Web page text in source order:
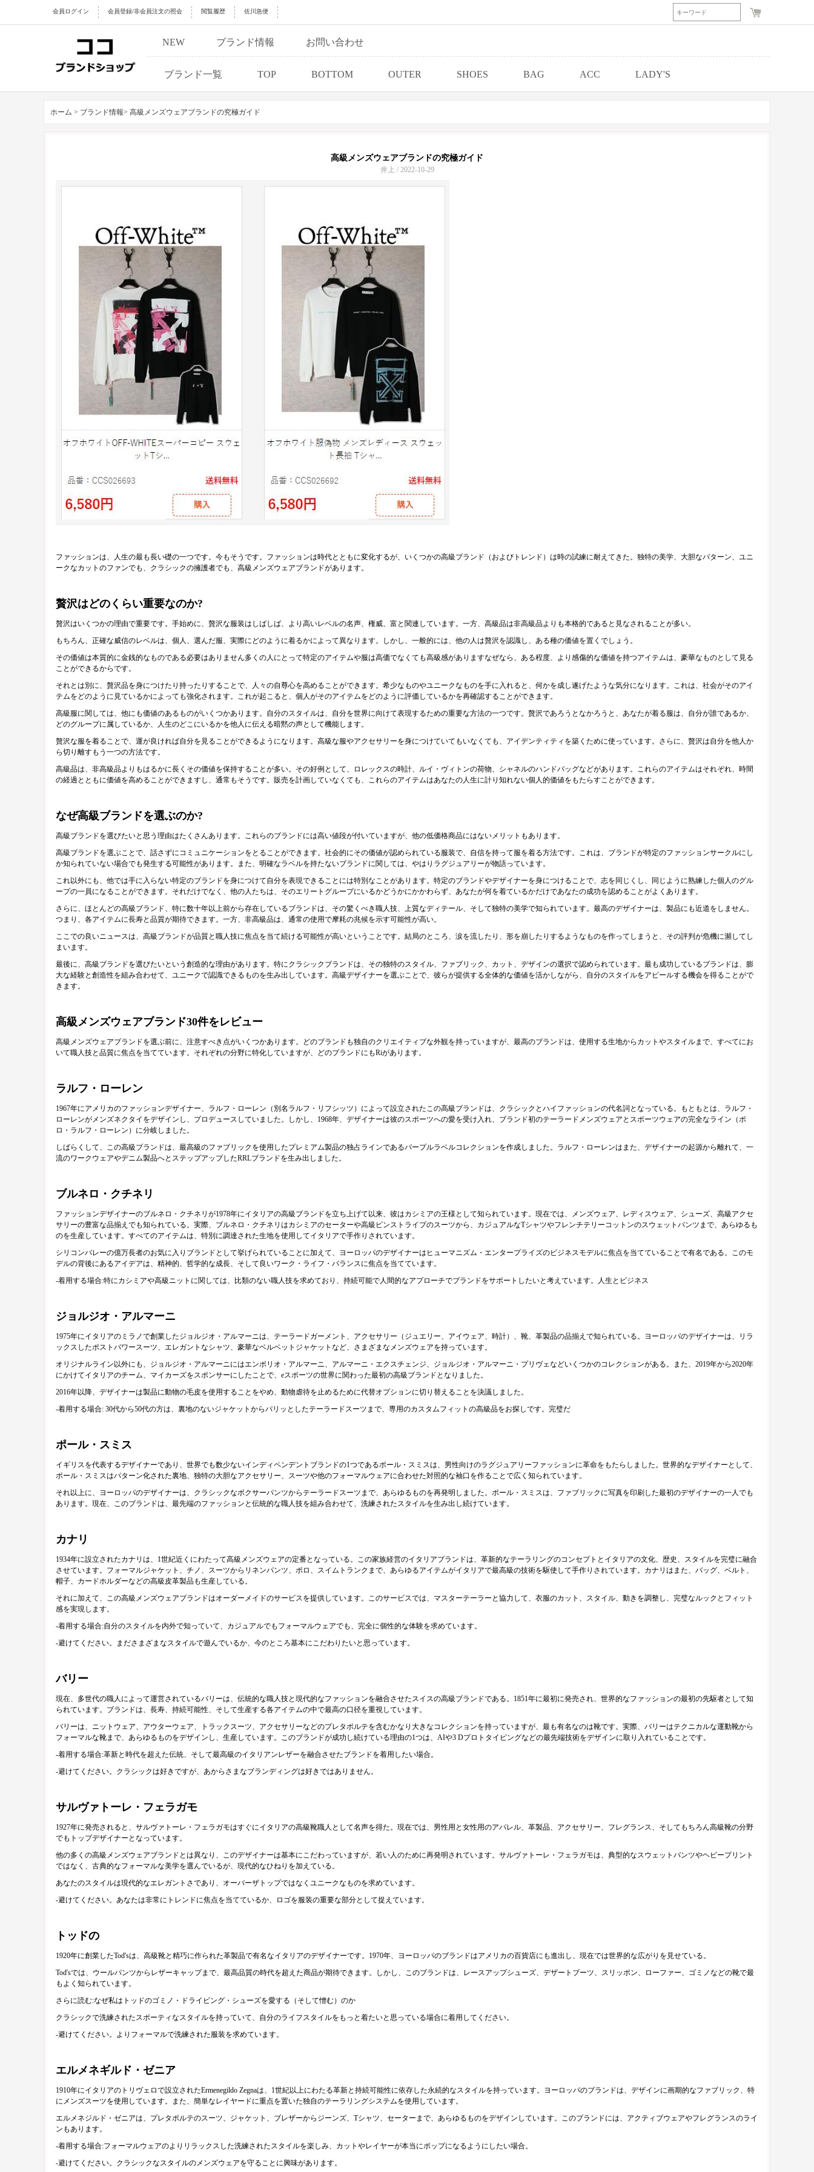
会員ログイン 会員登録/非会員注文の照会 閲覧履歴 佐川急便
NEW ブランド情報 お問い合わせ
ブランド一覧 TOP BOTTOM OUTER SHOES BAG ACC LADY'S
ホーム > ブランド情報> 高級メンズウェアブランドの究極ガイド
高級メンズウェアブランドの究極ガイド
井上 / 2022-10-29
ファッションは、人生の最も長い礎の一つです。今もそうです。ファッションは時代とともに変化するが、いくつかの高級ブランド（およびトレンド）は時の試練に耐えてきた。独特の美学、大胆なパターン、ユニ
ークなカットのファンでも、クラシックの擁護者でも、高級メンズウェアブランドがあります。
贅沢はどのくらい重要なのか?
贅沢はいくつかの理由で重要です。手始めに、贅沢な服装はしばしば、より高いレベルの名声、権威、富と関連しています。一方、高級品は非高級品よりも本格的であると見なされることが多い。
もちろん、正確な威信のレベルは、個人、選んだ服、実際にどのように着るかによって異なります。しかし、一般的には、他の人は贅沢を認識し、ある種の価値を置くでしょう。
その価値は本質的に金銭的なものである必要はありません多くの人にとって特定のアイテムや服は高価でなくても高級感がありますなぜなら、ある程度、より感傷的な価値を持つアイテムは、豪華なものとして見る
ことができるからです。
それとは別に、贅沢品を身につけたり持ったりすることで、人々の自尊心を高めることができます。希少なものやユニークなものを手に入れると、何かを成し遂げたような気分になります。これは、社会がそのアイ
テムをどのように見ているかによっても強化されます。これが起こると、個人がそのアイテムをどのように評価しているかを再確認することができます。
高級服に関しては、他にも価値のあるものがいくつかあります。自分のスタイルは、自分を世界に向けて表現するための重要な方法の一つです。贅沢であろうとなかろうと、あなたが着る服は、自分が誰であるか、
どのグループに属しているか、人生のどこにいるかを他人に伝える暗黙の声として機能します。
贅沢な服を着ることで、運が良ければ自分を見ることができるようになります。高級な服やアクセサリーを身につけていてもいなくても、アイデンティティを築くために使っています。さらに、贅沢は自分を他人か
ら切り離すもう一つの方法です。
高級品は、非高級品よりもはるかに長くその価値を保持することが多い。その好例として、ロレックスの時計、ルイ・ヴィトンの荷物、シャネルのハンドバッグなどがあります。これらのアイテムはそれぞれ、時間
の経過とともに価値を高めることができますし、通常もそうです。販売を計画していなくても、これらのアイテムはあなたの人生に計り知れない個人的価値をもたらすことができます。
なぜ高級ブランドを選ぶのか?
高級ブランドを選びたいと思う理由はたくさんあります。これらのブランドには高い値段が付いていますが、他の低価格商品にはないメリットもあります。
高級ブランドを選ぶことで、話さずにコミュニケーションをとることができます。社会的にその価値が認められている服装で、自信を持って服を着る方法です。これは、ブランドが特定のファッションサークルにし
か知られていない場合でも発生する可能性があります。また、明確なラベルを持たないブランドに関しては、やはりラグジュアリーが物語っています。
これ以外にも、他では手に入らない特定のブランドを身につけて自分を表現できることには特別なことがあります。特定のブランドやデザイナーを身につけることで、志を同じくし、同じように熟練した個人のグル
ープの一員になることができます。それだけでなく、他の人たちは、そのエリートグループにいるかどうかにかかわらず、あなたが何を着ているかだけであなたの成功を認めることがよくあります。
さらに、ほとんどの高級ブランド、特に数十年以上前から存在しているブランドは、その驚くべき職人技、上質なディテール、そして独特の美学で知られています。最高のデザイナーは、製品にも近道をしません。
つまり、各アイテムに長寿と品質が期待できます。一方、非高級品は、通常の使用で摩耗の兆候を示す可能性が高い。
ここでの良いニュースは、高級ブランドが品質と職人技に焦点を当て続ける可能性が高いということです。結局のところ、涙を流したり、形を崩したりするようなものを作ってしまうと、その評判が危機に瀕してし
まいます。
最後に、高級ブランドを選びたいという創造的な理由があります。特にクラシックブランドは、その独特のスタイル、ファブリック、カット、デザインの選択で認められています。最も成功しているブランドは、膨
大な経験と創造性を組み合わせて、ユニークで認識できるものを生み出しています。高級デザイナーを選ぶことで、彼らが提供する全体的な価値を活かしながら、自分のスタイルをアピールする機会を得ることがで
きます。
高級メンズウェアブランド30件をレビュー
高級メンズウェアブランドを選ぶ前に、注意すべき点がいくつかあります。どのブランドも独自のクリエイティブな外観を持っていますが、最高のブランドは、使用する生地からカットやスタイルまで、すべてにお
いて職人技と品質に焦点を当てています。それぞれの分野に特化していますが、どのブランドにもRiがあります。
ラルフ・ローレン
1967年にアメリカのファッションデザイナー、ラルフ・ローレン（別名ラルフ・リフシッツ）によって設立されたこの高級ブランドは、クラシックとハイファッションの代名詞となっている。もともとは、ラルフ・
ローレンがメンズネクタイをデザインし、プロデュースしていました。しかし、1968年、デザイナーは彼のスポーツへの愛を受け入れ、ブランド初のテーラードメンズウェアとスポーツウェアの完全なライン（ポ
ロ・ラルフ・ローレン）に分岐しました。
しばらくして、この高級ブランドは、最高級のファブリックを使用したプレミアム製品の独占ラインであるパープルラベルコレクションを作成しました。ラルフ・ローレンはまた、デザイナーの起源から離れて、一
流のワークウェアやデニム製品へとステップアップしたRRLブランドを生み出しました。
ブルネロ・クチネリ
ファッションデザイナーのブルネロ・クチネリが1978年にイタリアの高級ブランドを立ち上げて以来、彼はカシミアの王様として知られています。現在では、メンズウェア、レディスウェア、シューズ、高級アクセ
サリーの豊富な品揃えでも知られている。実際、ブルネロ・クチネリはカシミアのセーターや高級ピンストライプのスーツから、カジュアルなTシャツやフレンチテリーコットンのスウェットパンツまで、あらゆるも
のを生産しています。すべてのアイテムは、特別に調達された生地を使用してイタリアで手作りされています。
シリコンバレーの億万長者のお気に入りブランドとして挙げられていることに加えて、ヨーロッパのデザイナーはヒューマニズム・エンタープライズのビジネスモデルに焦点を当てていることで有名である。このモ
デルの背後にあるアイデアは、精神的、哲学的な成長、そして良いワーク・ライフ・バランスに焦点を当てています。
-着用する場合:特にカシミアや高級ニットに関しては、比類のない職人技を求めており、持続可能で人間的なアプローチでブランドをサポートしたいと考えています。人生とビジネス
ジョルジオ・アルマーニ
1975年にイタリアのミラノで創業したジョルジオ・アルマーニは、テーラードガーメント、アクセサリー（ジュエリー、アイウェア、時計）、靴、革製品の品揃えで知られている。ヨーロッパのデザイナーは、リラ
ックスしたポストパワースーツ、エレガントなシャツ、豪華なベルベットジャケットなど、さまざまなメンズウェアを持っています。
オリジナルライン以外にも、ジョルジオ・アルマーニにはエンポリオ・アルマーニ、アルマーニ・エクスチェンジ、ジョルジオ・アルマーニ・プリヴェなどいくつかのコレクションがある。また、2019年から2020年
にかけてイタリアのチーム、マイカーズをスポンサーにしたことで、eスポーツの世界に関わった最初の高級ブランドとなりました。
2016年以降、デザイナーは製品に動物の毛皮を使用することをやめ、動物虐待を止めるために代替オプションに切り替えることを決議しました。
-着用する場合: 30代から50代の方は、裏地のないジャケットからパリッとしたテーラードスーツまで、専用のカスタムフィットの高級品をお探しです。完璧だ
ポール・スミス
イギリスを代表するデザイナーであり、世界でも数少ないインディペンデントブランドの1つであるポール・スミスは、男性向けのラグジュアリーファッションに革命をもたらしました。世界的なデザイナーとして、
ポール・スミスはパターン化された裏地、独特の大胆なアクセサリー、スーツや他のフォーマルウェアに合わせた対照的な袖口を作ることで広く知られています。
それ以上に、ヨーロッパのデザイナーは、クラシックなボクサーパンツからテーラードスーツまで、あらゆるものを再発明しました。ポール・スミスは、ファブリックに写真を印刷した最初のデザイナーの一人でも
あります。現在、このブランドは、最先端のファッションと伝統的な職人技を組み合わせて、洗練されたスタイルを生み出し続けています。
カナリ
1934年に設立されたカナリは、1世紀近くにわたって高級メンズウェアの定番となっている。この家族経営のイタリアブランドは、革新的なテーラリングのコンセプトとイタリアの文化、歴史、スタイルを完璧に融合
させています。フォーマルジャケット、チノ、スーツからリネンパンツ、ポロ、スイムトランクまで、あらゆるアイテムがイタリアで最高級の技術を駆使して手作りされています。カナリはまた、バッグ、ベルト、
帽子、カードホルダーなどの高級皮革製品も生産している。
それに加えて、この高級メンズウェアブランドはオーダーメイドのサービスを提供しています。このサービスでは、マスターテーラーと協力して、衣服のカット、スタイル、動きを調整し、完璧なルックとフィット
感を実現します。
-着用する場合:自分のスタイルを内外で知っていて、カジュアルでもフォーマルウェアでも、完全に個性的な体験を求めています。
-避けてください。まださまざまなスタイルで遊んでいるか、今のところ基本にこだわりたいと思っています。
バリー
現在、多世代の職人によって運営されているバリーは、伝統的な職人技と現代的なファッションを融合させたスイスの高級ブランドである。1851年に最初に発売され、世界的なファッションの最初の先駆者として知
られています。ブランドは、長寿、持続可能性、そして生産する各アイテムの中で最高の口径を重視しています。
バリーは、ニットウェア、アウターウェア、トラックスーツ、アクセサリーなどのプレタポルテを含むかなり大きなコレクションを持っていますが、最も有名なのは靴です。実際、バリーはテクニカルな運動靴から
フォーマルな靴まで、あらゆるものをデザインし、生産しています。このブランドが成功し続けている理由の1つは、AIや3 Dプロトタイピングなどの最先端技術をデザインに取り入れていることです。
-着用する場合:革新と時代を超えた伝統、そして最高級のイタリアンレザーを融合させたブランドを着用したい場合。
-避けてください。クラシックは好きですが、あからさまなブランディングは好きではありません。
サルヴァトーレ・フェラガモ
1927年に発売されると、サルヴァトーレ・フェラガモはすぐにイタリアの高級靴職人として名声を得た。現在では、男性用と女性用のアパレル、革製品、アクセサリー、フレグランス、そしてもちろん高級靴の分野
でもトップデザイナーとなっています。
他の多くの高級メンズウェアブランドとは異なり、このデザイナーは基本にこだわっていますが、若い人のために再発明されています。サルヴァトーレ・フェラガモは、典型的なスウェットパンツやヘビープリント
ではなく、古典的なフォーマルな美学を選んでいるが、現代的なひねりを加えている。
あなたのスタイルは現代的なエレガントさであり、オーバーザトップではなくユニークなものを求めています。
-避けてください。あなたは非常にトレンドに焦点を当てているか、ロゴを服装の重要な部分として捉えています。
トッドの
1920年に創業したTod'sは、高級靴と精巧に作られた革製品で有名なイタリアのデザイナーです。1970年、ヨーロッパのブランドはアメリカの百貨店にも進出し、現在では世界的な広がりを見せている。
Tod'sでは、ウールパンツからレザーキャップまで、最高品質の時代を超えた商品が期待できます。しかし、このブランドは、レースアップシューズ、デザートブーツ、スリッポン、ローファー、ゴミノなどの靴で最
もよく知られています。
さらに読む:なぜ私はトッドのゴミノ・ドライビング・シューズを愛する（そして憎む）のか
クラシックで洗練されたスポーティなスタイルを持っていて、自分のライフスタイルをもっと着たいと思っている場合に着用してください。
-避けてください。よりフォーマルで洗練された服装を求めています。
エルメネギルド・ゼニア
1910年にイタリアのトリヴェロで設立されたErmenegildo Zegnaは、1世紀以上にわたる革新と持続可能性に依存した永続的なスタイルを持っています。ヨーロッパのブランドは、デザインに画期的なファブリック、特
にメンズスーツを使用しています。また、簡単なレイヤードに重点を置いた独自のテーラリングシステムを使用しています。
エルメネジルド・ゼニアは、プレタポルテのスーツ、ジャケット、ブレザーからジーンズ、Tシャツ、セーターまで、あらゆるものをデザインしています。このブランドには、アクティブウェアやフレグランスのライ
ンもあります。
-着用する場合:フォーマルウェアのよりリラックスした洗練されたスタイルを楽しみ、カットやレイヤーが本当にポップになるようにしたい場合。
-避けてください。クラシックなスタイルのメンズウェアを守ることに興味があります。